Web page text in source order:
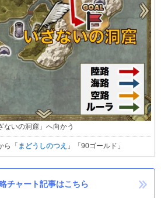
ないの洞窟」へ向かう
ら「 まどうしのつえ 」「90ゴールド」
チャート記事はこちら